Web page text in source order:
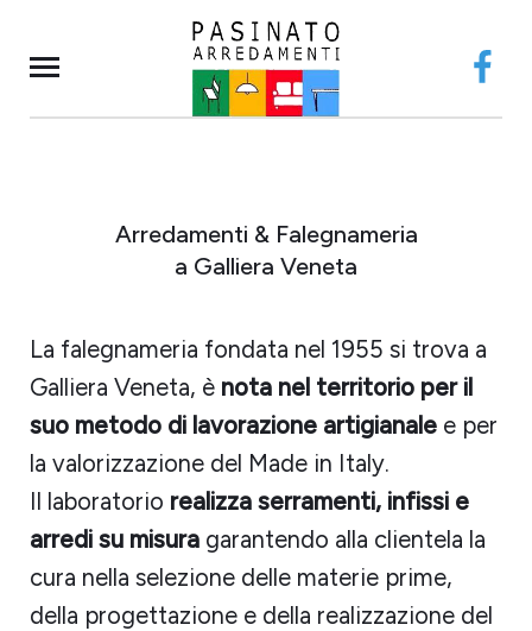
Arredamenti & Falegnameria
a Galliera Veneta
La falegnameria fondata nel 1955 si trova a
Galliera Veneta, è nota nel territorio per il
suo metodo di lavorazione artigianale e per
la valorizzazione del Made in Italy.
Il laboratorio realizza serramenti, infissi e
arredi su misura garantendo alla clientela la
cura nella selezione delle materie prime,
della progettazione e della realizzazione del